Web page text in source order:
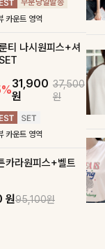
카운트 영역
티 나시원피스+셔
31,900
원
37,500
원
카운트 영역
카라원피스+벨트
원95,100원